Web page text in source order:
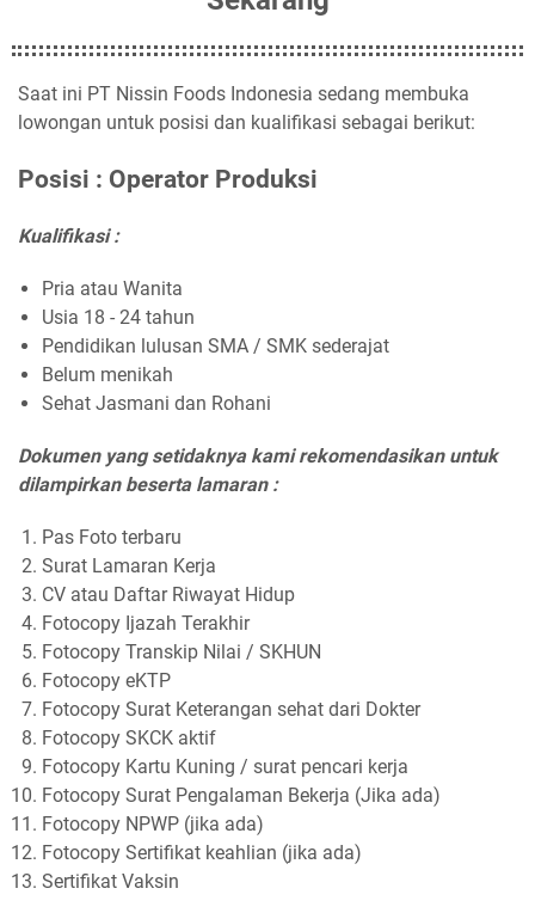
Saat ini PT Nissin Foods Indonesia sedang membuka
lowongan untuk posisi dan kualifikasi sebagai berikut:
Posisi : Operator Produksi
Kualifikasi :
Pria atau Wanita
Usia 18 - 24 tahun
Pendidikan lulusan SMA / SMK sederajat
Belum menikah
Sehat Jasmani dan Rohani
Dokumen yang setidaknya kami rekomendasikan untuk
dilampirkan beserta lamaran :
Pas Foto terbaru
Surat Lamaran Kerja
CV atau Daftar Riwayat Hidup
Fotocopy Ijazah Terakhir
Fotocopy Transkip Nilai / SKHUN
Fotocopy eKTP
Fotocopy Surat Keterangan sehat dari Dokter
Fotocopy SKCK aktif
Fotocopy Kartu Kuning / surat pencari kerja
Fotocopy Surat Pengalaman Bekerja (Jika ada)
Fotocopy NPWP (jika ada)
Fotocopy Sertifikat keahlian (jika ada)
Sertifikat Vaksin